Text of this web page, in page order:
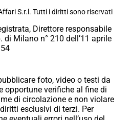
S.r.l. Tutti i diritti sono riservati
Direttore responsabile
di Milano n° 210 dell’11 aprile
foto, video o testi da
opportune verifiche al fine di
di circolazione e non violare
esclusivi di terzi. Per